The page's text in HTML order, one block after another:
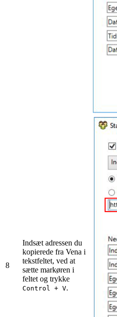
8
Indsæt adressen du
kopierede fra Vena i
tekstfeltet, ved at
sætte markøren i
feltet og trykke
Control + V.